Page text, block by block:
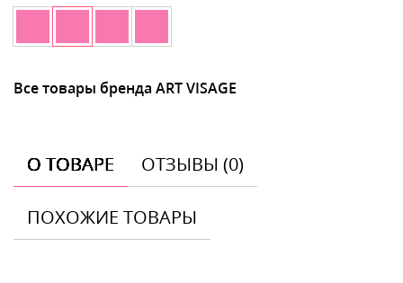
Все товары бренда ART VISAGE
О ТОВАРЕ ОТЗЫВЫ (0)
ПОХОЖИЕ ТОВАРЫ